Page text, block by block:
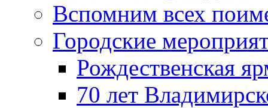
Вспомним всех
Городские
Рождественская
70 лет